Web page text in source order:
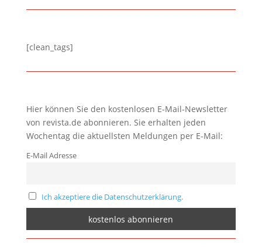
[clean_tags]
Hier können Sie den kostenlosen E-Mail-Newsletter
von revista.de abonnieren. Sie erhalten jeden
Wochentag die aktuellsten Meldungen per E-Mail:
E-Mail Adresse
Ich akzeptiere die Datenschutzerklärung.